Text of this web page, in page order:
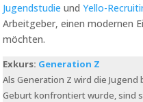
Jugendstudie undYello-
Arbeitgeber, einen modernen
möchten.
Exkurs: Generation Z
Als Generation Z wird die
Geburt konfrontiert wurde, sind